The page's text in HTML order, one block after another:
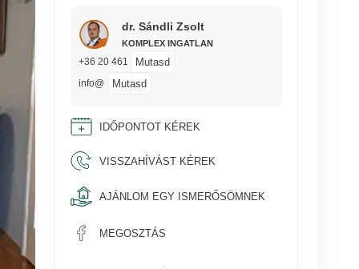
dr. Sándli Zsolt
KOMPLEX INGATLAN
+36 20 461 Mutasd
info@ Mutasd
IDŐPONTOT KÉREK
VISSZAHÍVÁST KÉREK
AJÁNLOM EGY ISMERŐSÖMNEK
MEGOSZTÁS